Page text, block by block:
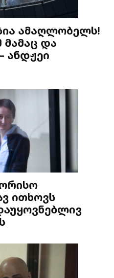
ამაღლობელს!
მამაც და
ანდჟეი
ითხოვს